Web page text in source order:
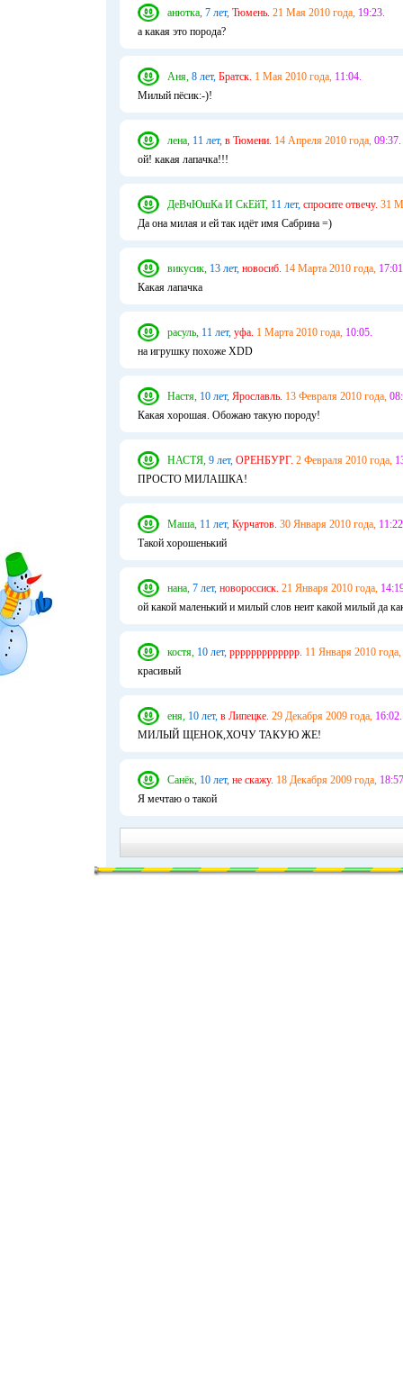
анютка, 7 лет, Тюмень. 21 Мая 2010 года, 19:23.
а какая это порода?
Аня, 8 лет, Братск. 1 Мая 2010 года, 11:04.
Милый пёсик:-)!
лена, 11 лет, в Тюмени. 14 Апреля 2010 года, 09:37.
ой! какая лапачка!!!
ДеВчЮшКа И СкЕйТ, 11 лет, спросите отвечу. 31
Да она милая и ей так идёт имя Сабрина =)
викусик, 13 лет, новосиб. 14 Марта 2010 года,
Какая лапачка
расуль, 11 лет, уфа. 1 Марта 2010 года, 10:05.
на игрушку похоже XDD
Настя, 10 лет, Ярославль. 13 Февраля 2010 года,
Какая хорошая. Обожаю такую породу!
НАСТЯ, 9 лет, ОРЕНБУРГ. 2 Февраля 2010 года,
ПРОСТО МИЛАШКА!
Маша, 11 лет, Курчатов. 30 Января 2010 года,
Такой хорошенький
нана, 7 лет, новороссиск. 21 Января 2010 года,
ой какой маленький и милый слов неит какой милый да
костя, 10 лет, ррррррррррррр. 11 Января 2010 года,
красивый
еня, 10 лет, в Липецке. 29 Декабря 2009 года, 16:02.
МИЛЫЙ ЩЕНОК,ХОЧУ ТАКУЮ ЖЕ!
Санёк, 10 лет, не скажу. 18 Декабря 2009 года,
Я мечтаю о такой